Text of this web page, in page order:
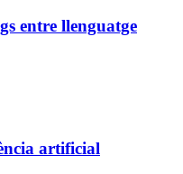
entre llenguatge
artificial